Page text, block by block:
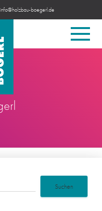
info@holzbau-boegerl.de
Breitenbrunn
Suchen